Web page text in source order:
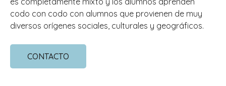
codo con codo con alumnos que provienen de muy
diversos orígenes sociales, culturales y geográficos.
CONTACTO